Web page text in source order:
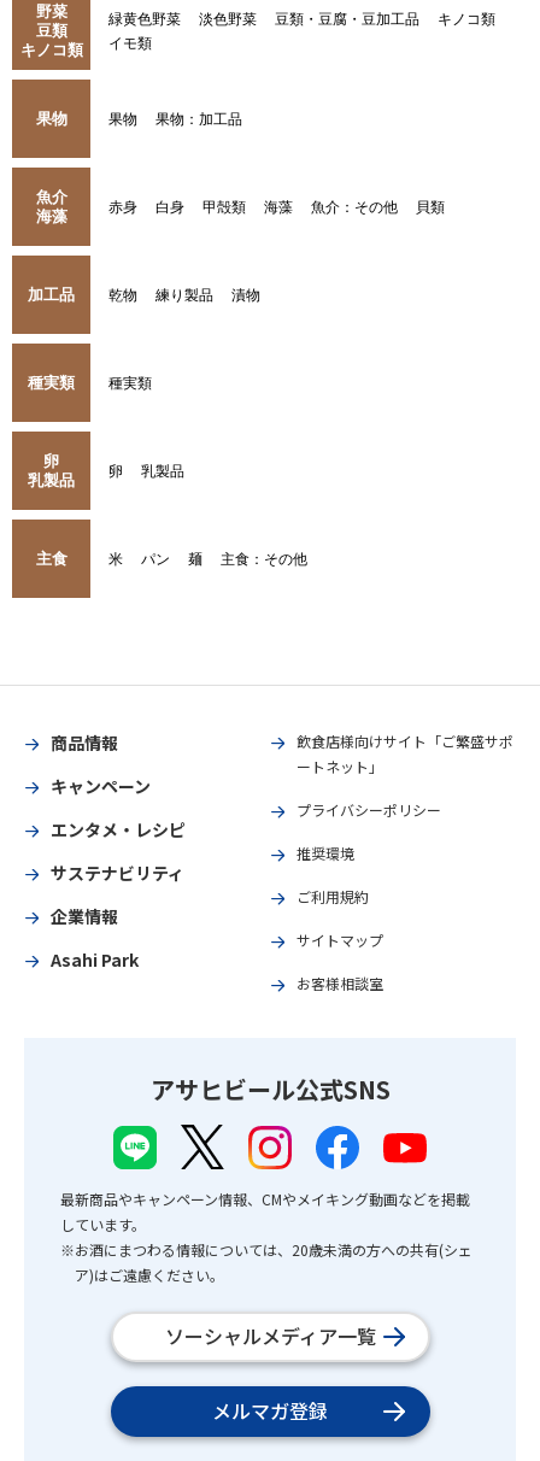
野菜
豆類
キノコ類
緑黄色野菜 淡色野菜 豆類・豆腐・豆加工品
キノコ類
イモ類
果物 果物 果物：加工品
魚介
海藻
赤身 白身 甲殻類 海藻 魚介：その他 貝類
加工品 乾物 練り製品 漬物
種実類 種実類
卵
乳製品
卵 乳製品
主食 米 パン 麺 主食：その他
商品情報
キャンペーン
エンタメ・レシピ
サステナビリティ
企業情報
Asahi Park
飲食店様向けサイト「ご繁盛サポ
ートネット」
プライバシーポリシー
推奨環境
ご利用規約
サイトマップ
お客様相談室
アサヒビール公式SNS
最新商品やキャンペーン情報、CMやメイキング動画などを掲載
しています。
※お酒にまつわる情報については、20歳未満の方への共有(シェ
ア)はご遠慮ください。
ソーシャルメディア一覧
メルマガ登録